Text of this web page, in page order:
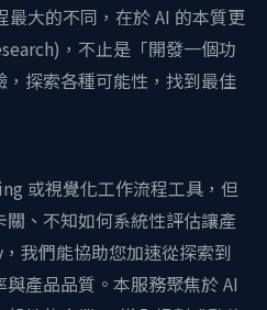
最大的不同，在於 AI 的本質更
，不止是「開發一個功
探索各種可能性，找到最佳
或視覺化工作流程工具，但
、不知如何系統性評估讓產
我們能協助您加速從探索到
產品品質。本服務聚焦於 AI